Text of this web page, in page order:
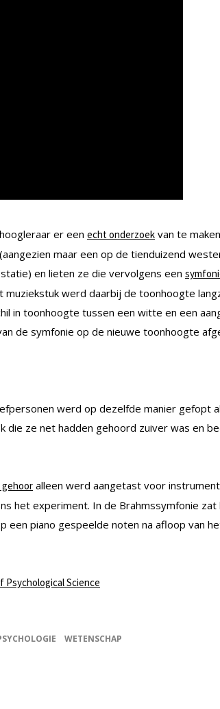
er een echt onderzoek van te
maar een op de tienduizend
en lieten ze die vervolgens een
werd daarbij de toonhoogte
in toonhoogte tussen een witte en een
de symfonie op de nieuwe toonhoogte
werd op dezelfde manier gefopt
die ze net hadden gehoord zuiver was en
alleen werd aangetast voor
het experiment. In de Brahmssymfonie
een piano gespeelde noten na afloop van
Psychological Science
WETENSCHAP